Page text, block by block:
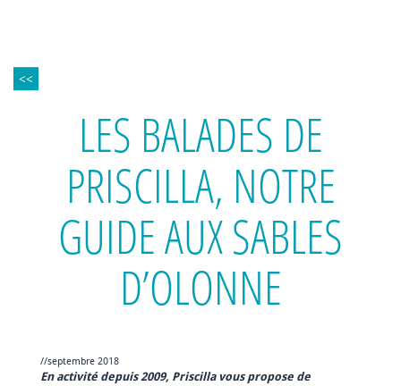
<<
LES BALADES DE
PRISCILLA, NOTRE
GUIDE AUX SABLES
D’OLONNE
//septembre 2018
En activité depuis 2009, Priscilla vous propose de